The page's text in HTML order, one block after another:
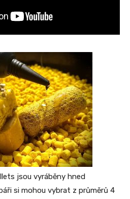
jsou vyráběny hned
si mohou vybrat z průměrů 4